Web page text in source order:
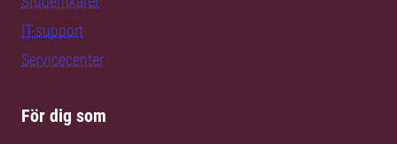
IT-support
Servicecenter
För dig som